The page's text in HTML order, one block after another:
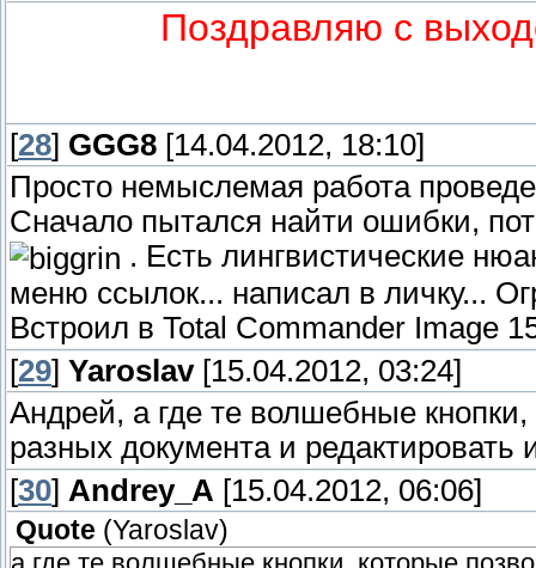
Поздравляю с
[28] GGG8 [14.04.2012, 18:10]
Просто немыслемая работа
Сначало пытался найти ошибки,
. Есть лингвистические
меню ссылок... написал в личку...
Встроил в Total Commander Image
[29] Yaroslav[15.04.2012, 03:24]
Андрей, а где те волшебные
разных документа и редактировать
[30] Andrey_A [15.04.2012, 06:06]
Quote (Yaroslav)